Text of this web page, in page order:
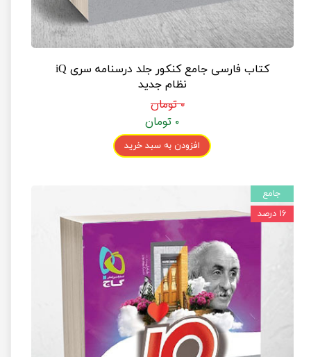
کتاب فارسی جامع کنکور جلد درسنامه سری iQ
نظام جدید
۰ تومان
۰ تومان
افزودن به سبد خرید
جامع
۱۶ درصد